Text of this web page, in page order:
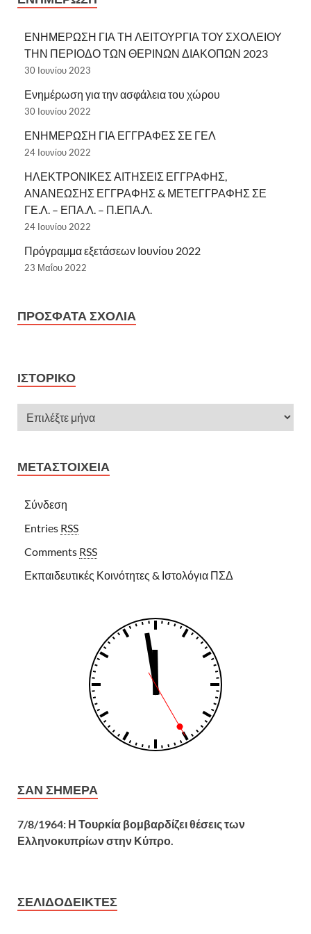
ΕΝΗΜΕΡΩΣΗ ΓΙΑ ΤΗ ΛΕΙΤΟΥΡΓΙΑ ΤΟΥ ΣΧΟΛΕΙΟΥ
ΤΗΝ ΠΕΡΙΟΔΟ ΤΩΝ ΘΕΡΙΝΩΝ ΔΙΑΚΟΠΩΝ 2023
30 Ιουνίου 2023
Ενημέρωση για την ασφάλεια του χώρου
30 Ιουνίου 2022
ΕΝΗΜΕΡΩΣΗ ΓΙΑ ΕΓΓΡΑΦΕΣ ΣΕ ΓΕΛ
24 Ιουνίου 2022
ΗΛΕΚΤΡΟΝΙΚΕΣ ΑΙΤΗΣΕΙΣ ΕΓΓΡΑΦΗΣ,
ΑΝΑΝΕΩΣΗΣ ΕΓΓΡΑΦΗΣ & ΜΕΤΕΓΓΡΑΦΗΣ ΣΕ
ΓΕ.Λ. – ΕΠΑ.Λ. – Π.ΕΠΑ.Λ.
24 Ιουνίου 2022
Πρόγραμμα εξετάσεων Ιουνίου 2022
23 Μαΐου 2022
ΠΡΌΣΦΑΤΑ ΣΧΌΛΙΑ
ΙΣΤΟΡΙΚΌ
ΜΕΤΑΣΤΟΙΧΕΊΑ
Σύνδεση
Entries RSS
Comments RSS
Εκπαιδευτικές Κοινότητες & Ιστολόγια ΠΣΔ
ΣΑΝ ΣΉΜΕΡΑ
7/8/1964: Η Τουρκία βομβαρδίζει θέσεις των
Ελληνοκυπρίων στην Κύπρο.
ΣΕΛΙΔΟΔΕΊΚΤΕΣ